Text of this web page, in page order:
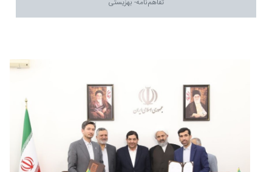
تفاهم‌نامه- بهزیستی